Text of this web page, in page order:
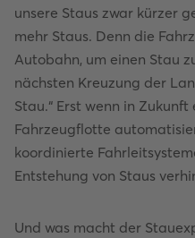
unsere Staus zwar kürzer
mehr Staus. Denn die
Autobahn, um einen Stau
nächsten Kreuzung der
Stau.“ Erst wenn in
Fahrzeugflotte
koordinierte
Entstehung von Staus
Und was macht der